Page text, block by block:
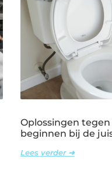
Oplossingen
beginnen bij de
Lees verder ➜